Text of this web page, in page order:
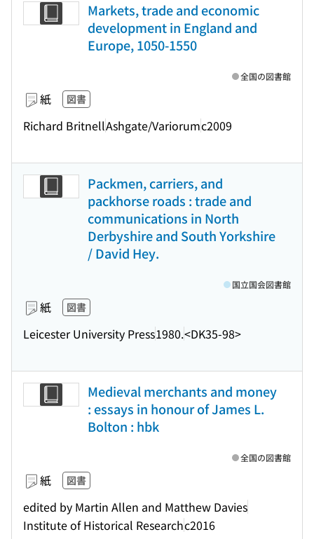
Markets, trade and economic
development in England and
Europe, 1050-1550
紙 図書
Richard BritnellAshgate/Variorumc2009
全国の図書館
Packmen, carriers, and
packhorse roads : trade and
communications in North
Derbyshire and South Yorkshire
/ David Hey.
紙 図書
Leicester University Press1980.<DK35-98>
国立国会図書館
Medieval merchants and money
: essays in honour of James L.
Bolton : hbk
紙 図書
edited by Martin Allen and Matthew Davies
Institute of Historical Researchc2016
全国の図書館